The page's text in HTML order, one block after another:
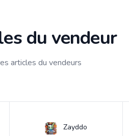
du vendeur
articles du vendeurs
Zayddo